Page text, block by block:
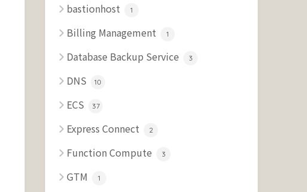
bastionhost 1
Billing Management 1
Database Backup Service 3
DNS 10
ECS 37
Express Connect 2
Function Compute 3
GTM 1